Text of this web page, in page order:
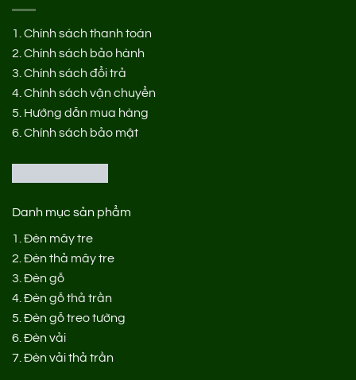
1. Chính sách thanh toán
2. Chính sách bảo hành
3. Chính sách đổi trả
4. Chính sách vận chuyển
5. Hướng dẫn mua hàng
6. Chính sách bảo mật
Danh mục sản phẩm
1. Đèn mây tre
2. Đèn thả mây tre
3. Đèn gỗ
4. Đèn gỗ thả trần
5. Đèn gỗ treo tường
6. Đèn vải
7. Đèn vải thả trần